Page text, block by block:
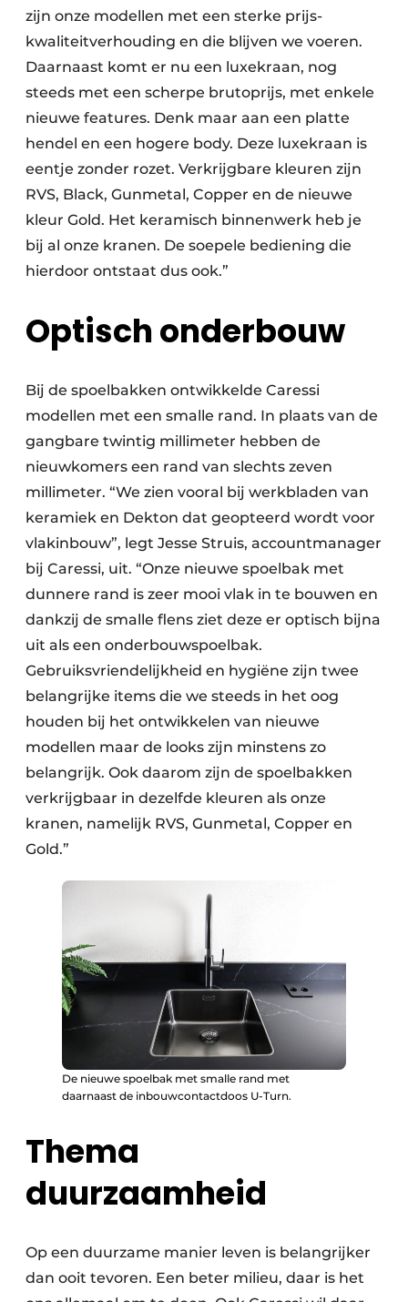
zijn onze modellen met een sterke prijs-
kwaliteitverhouding en die blijven we voeren.
Daarnaast komt er nu een luxekraan, nog
steeds met een scherpe brutoprijs, met enkele
nieuwe features. Denk maar aan een platte
hendel en een hogere body. Deze luxekraan is
eentje zonder rozet. Verkrijgbare kleuren zijn
RVS, Black, Gunmetal, Copper en de nieuwe
kleur Gold. Het keramisch binnenwerk heb je
bij al onze kranen. De soepele bediening die
hierdoor ontstaat dus ook.”
Optisch onderbouw
Bij de spoelbakken ontwikkelde Caressi
modellen met een smalle rand. In plaats van de
gangbare twintig millimeter hebben de
nieuwkomers een rand van slechts zeven
millimeter. “We zien vooral bij werkbladen van
keramiek en Dekton dat geopteerd wordt voor
vlakinbouw”, legt Jesse Struis, accountmanager
bij Caressi, uit. “Onze nieuwe spoelbak met
dunnere rand is zeer mooi vlak in te bouwen en
dankzij de smalle flens ziet deze er optisch bijna
uit als een onderbouwspoelbak.
Gebruiksvriendelijkheid en hygiëne zijn twee
belangrijke items die we steeds in het oog
houden bij het ontwikkelen van nieuwe
modellen maar de looks zijn minstens zo
belangrijk. Ook daarom zijn de spoelbakken
verkrijgbaar in dezelfde kleuren als onze
kranen, namelijk RVS, Gunmetal, Copper en
Gold.”
De nieuwe spoelbak met smalle rand met
daarnaast de inbouwcontactdoos U-Turn.
Thema
duurzaamheid
Op een duurzame manier leven is belangrijker
dan ooit tevoren. Een beter milieu, daar is het